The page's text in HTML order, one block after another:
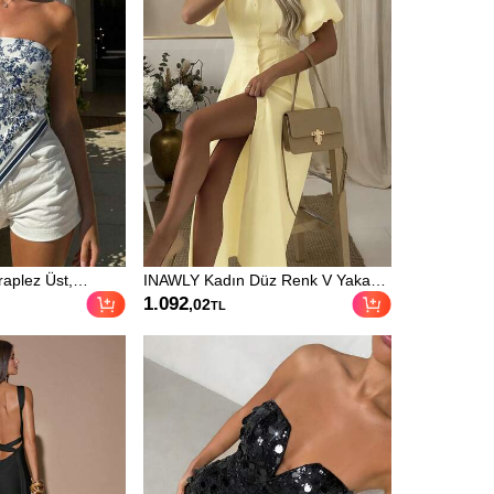
Üst,
Plaj Üstü,
INAWLY Kadın Düz Renk V Yaka
Balon Kollu Elbise
1.092,02TL